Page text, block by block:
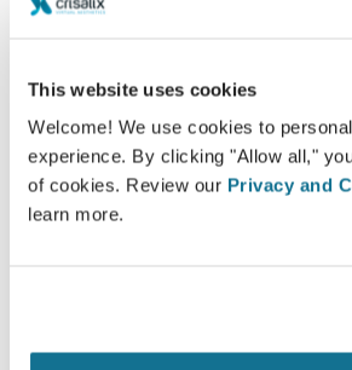
This website uses cookies
Welcome! We use cookies to
experience. By clicking "Allow all,"
of cookies. Review our Privacy and
learn more.
Crisalix helpt patiënten inzicht
gebaseerd op een 3D-simulatie
lichaam.
Betrokken zijn bij het
patiënten bij het maken van